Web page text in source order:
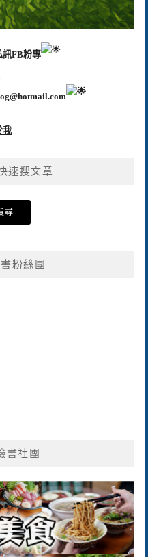
訊FB粉專
我
速搜文章
粉絲團
書社團